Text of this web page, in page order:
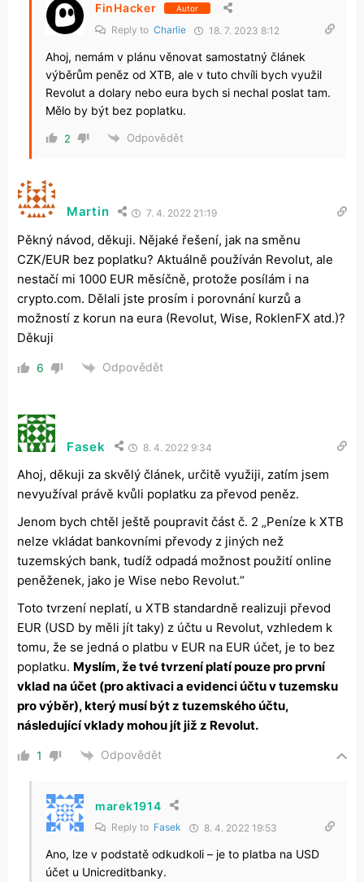
FinHacker Autor
Reply to Charlie 18. 7. 2023 8:12
Ahoj, nemám v plánu věnovat samostatný článek
výběrům peněz od XTB, ale v tuto chvíli bych využil
Revolut a dolary nebo eura bych si nechal poslat tam.
Mělo by být bez poplatku.
2 Odpovědět
Martin 7. 4. 2022 21:19
Pěkný návod, děkuji. Nějaké řešení, jak na směnu
CZK/EUR bez poplatku? Aktuálně používán Revolut, ale
nestačí mi 1000 EUR měsíčně, protože posílám i na
crypto.com. Dělali jste prosím i porovnání kurzů a
možností z korun na eura (Revolut, Wise, RoklenFX atd.)?
Děkuji
6 Odpovědět
Fasek 8. 4. 2022 9:34
Ahoj, děkuji za skvělý článek, určitě využiji, zatím jsem
nevyužíval právě kvůli poplatku za převod peněz.
Jenom bych chtěl ještě poupravit část č. 2 „Peníze k XTB
nelze vkládat bankovními převody z jiných než
tuzemských bank, tudíž odpadá možnost použití online
peněženek, jako je Wise nebo Revolut.“
Toto tvrzení neplatí, u XTB standardně realizuji převod
EUR (USD by měli jít taky) z účtu u Revolut, vzhledem k
tomu, že se jedná o platbu v EUR na EUR účet, je to bez
poplatku. Myslím, že tvé tvrzení platí pouze pro první
vklad na účet (pro aktivaci a evidenci účtu v tuzemsku
pro výběr), který musí být z tuzemského účtu,
následující vklady mohou jít již z Revolut.
1 Odpovědět
marek1914
Reply to Fasek 8. 4. 2022 19:53
Ano, lze v podstatě odkudkoli – je to platba na USD
účet u Unicreditbanky.